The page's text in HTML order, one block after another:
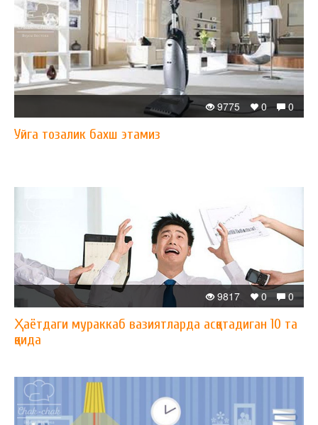
0
0
9775
Уйга тозалик бахш этамиз
0
0
9817
Ҳаётдаги мураккаб вазиятларда асқотадиган 10 та
қоида